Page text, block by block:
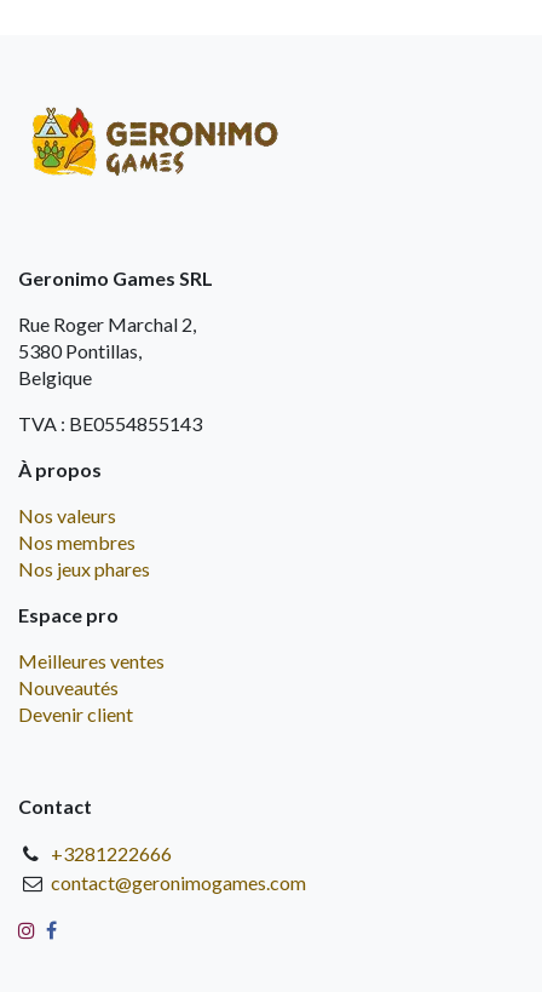
Geronimo Games SRL
Rue Roger Marchal 2,
5380 Pontillas,
Belgique
TVA : BE0554855143
À propos
Nos valeurs
Nos membres
Nos jeux phares
Espace pro
Meilleures ventes
Nouveautés
Devenir client
Contact
+3281222666
contact@geronimogames.com